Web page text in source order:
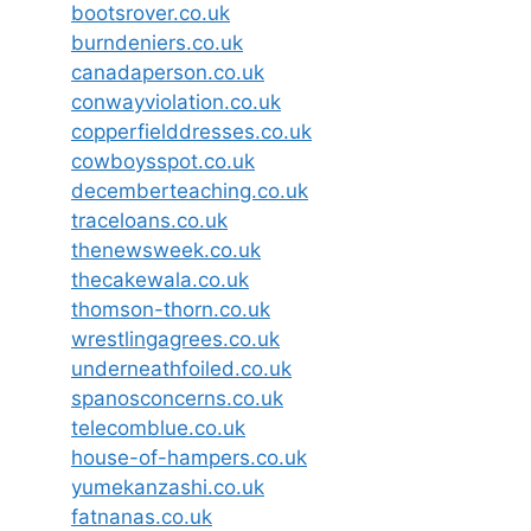
bootsrover.co.uk
burndeniers.co.uk
canadaperson.co.uk
conwayviolation.co.uk
copperfielddresses.co.uk
cowboysspot.co.uk
decemberteaching.co.uk
traceloans.co.uk
thenewsweek.co.uk
thecakewala.co.uk
thomson-thorn.co.uk
wrestlingagrees.co.uk
underneathfoiled.co.uk
spanosconcerns.co.uk
telecomblue.co.uk
house-of-hampers.co.uk
yumekanzashi.co.uk
fatnanas.co.uk